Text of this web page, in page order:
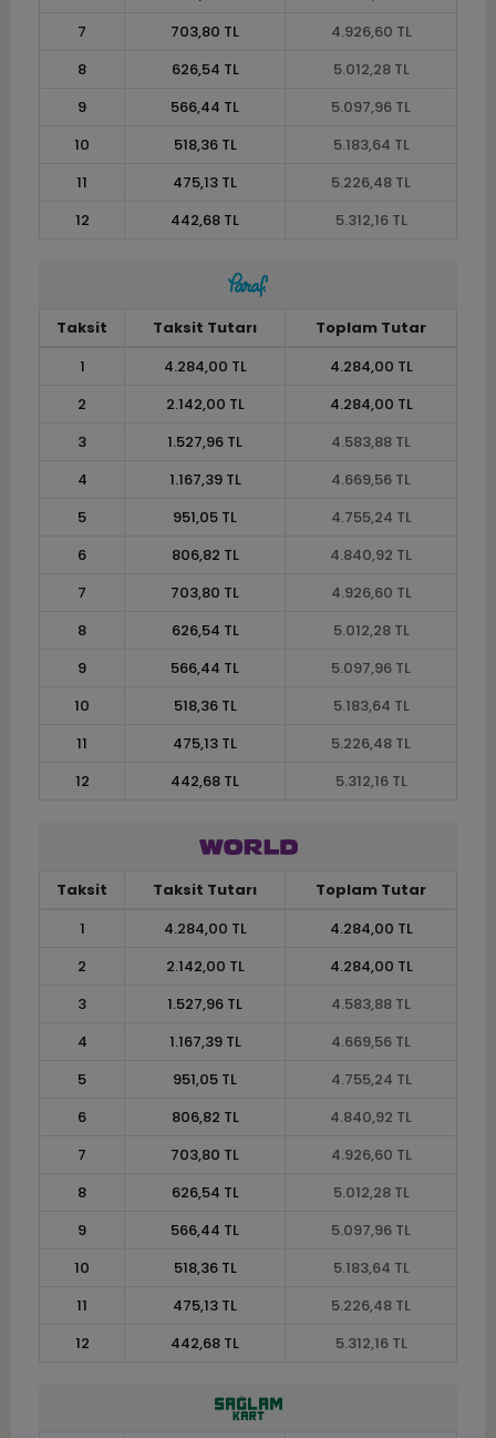
7
703,80 TL
4.926,60 TL
8
626,54 TL
5.012,28 TL
9
566,44 TL
5.097,96 TL
10
518,36 TL
5.183,64 TL
11
475,13 TL
5.226,48 TL
12
442,68 TL 5.312,16 TL
Taksit Taksit Tutarı
Toplam Tutar
1
4.284,00 TL
4.284,00 TL
2
2.142,00 TL
4.284,00 TL
3
1.527,96 TL
4.583,88 TL
4
1.167,39 TL
4.669,56 TL
5
951,05 TL
4.755,24 TL
6
806,82 TL
4.840,92 TL
7
703,80 TL
4.926,60 TL
8
626,54 TL
5.012,28 TL
9
566,44 TL
5.097,96 TL
10
518,36 TL
5.183,64 TL
11
475,13 TL
5.226,48 TL
12
442,68 TL 5.312,16 TL
Taksit Taksit Tutarı
Toplam Tutar
1
4.284,00 TL
4.284,00 TL
2
2.142,00 TL
4.284,00 TL
3
1.527,96 TL
4.583,88 TL
4
1.167,39 TL
4.669,56 TL
5
951,05 TL
4.755,24 TL
6
806,82 TL
4.840,92 TL
7
703,80 TL
4.926,60 TL
8
626,54 TL
5.012,28 TL
9
566,44 TL
5.097,96 TL
10
518,36 TL
5.183,64 TL
11
475,13 TL
5.226,48 TL
12
442,68 TL 5.312,16 TL